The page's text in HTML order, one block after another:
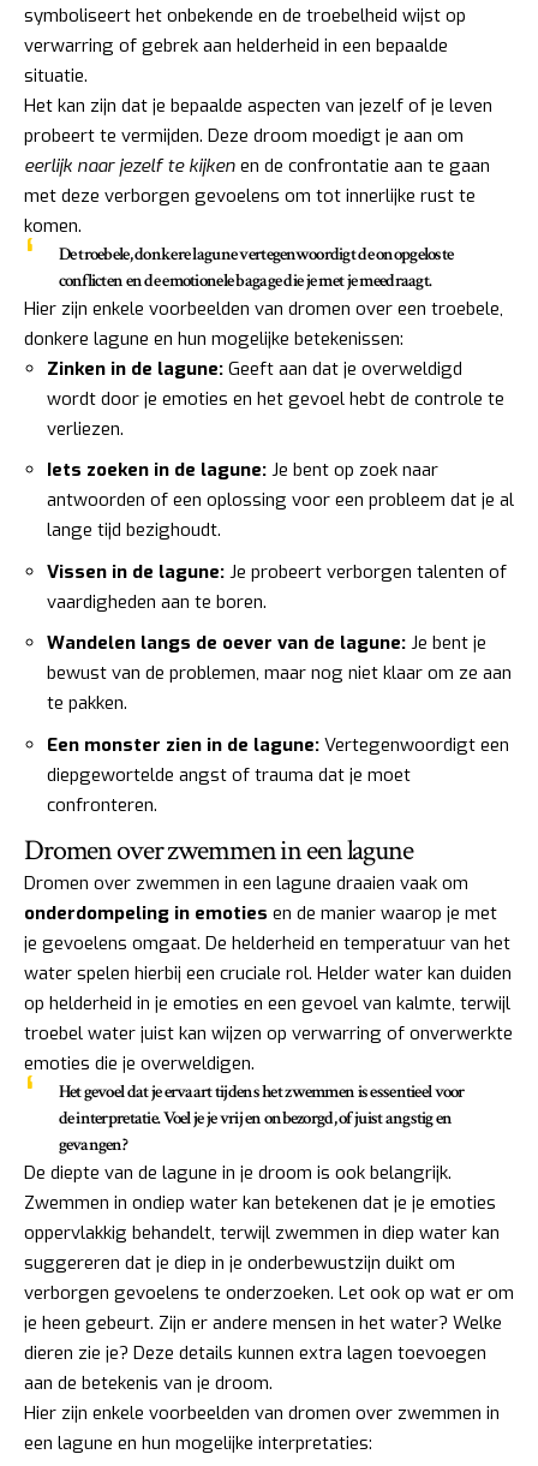
symboliseert het onbekende en de troebelheid wijst op
verwarring of gebrek aan helderheid in een bepaalde
situatie.
Het kan zijn dat je bepaalde aspecten van jezelf of je leven
probeert te vermijden. Deze droom moedigt je aan om
eerlijk naar jezelf te kijken en de confrontatie aan te gaan
met deze verborgen gevoelens om tot innerlijke rust te
komen.
De troebele, donkere lagune vertegenwoordigt de onopgeloste
conflicten en de emotionele bagage die je met je meedraagt.
Hier zijn enkele voorbeelden van dromen over een troebele,
donkere lagune en hun mogelijke betekenissen:
Zinken in de lagune: Geeft aan dat je overweldigd
wordt door je emoties en het gevoel hebt de controle te
verliezen.
Iets zoeken in de lagune: Je bent op zoek naar
antwoorden of een oplossing voor een probleem dat je al
lange tijd bezighoudt.
Vissen in de lagune: Je probeert verborgen talenten of
vaardigheden aan te boren.
Wandelen langs de oever van de lagune: Je bent je
bewust van de problemen, maar nog niet klaar om ze aan
te pakken.
Een monster zien in de lagune: Vertegenwoordigt een
diepgewortelde angst of trauma dat je moet
confronteren.
Dromen over zwemmen in een lagune
Dromen over zwemmen in een lagune draaien vaak om
onderdompeling in emoties en de manier waarop je met
je gevoelens omgaat. De helderheid en temperatuur van het
water spelen hierbij een cruciale rol. Helder water kan duiden
op helderheid in je emoties en een gevoel van kalmte, terwijl
troebel water juist kan wijzen op verwarring of onverwerkte
emoties die je overweldigen.
Het gevoel dat je ervaart tijdens het zwemmen is essentieel voor
de interpretatie. Voel je je vrij en onbezorgd, of juist angstig en
gevangen?
De diepte van de lagune in je droom is ook belangrijk.
Zwemmen in ondiep water kan betekenen dat je je emoties
oppervlakkig behandelt, terwijl zwemmen in diep water kan
suggereren dat je diep in je onderbewustzijn duikt om
verborgen gevoelens te onderzoeken. Let ook op wat er om
je heen gebeurt. Zijn er andere mensen in het water? Welke
dieren zie je? Deze details kunnen extra lagen toevoegen
aan de betekenis van je droom.
Hier zijn enkele voorbeelden van dromen over zwemmen in
een lagune en hun mogelijke interpretaties: